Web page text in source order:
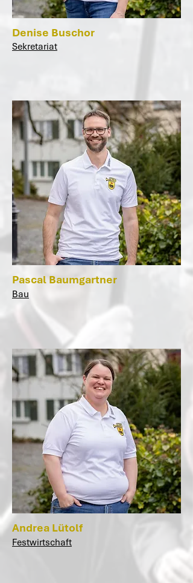
Denise Buschor
Sekretariat
Pascal Baumgartner
Bau
Andrea Lütolf
Festwirtschaft